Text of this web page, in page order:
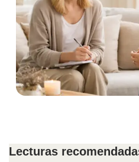
Lecturas